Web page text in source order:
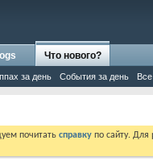
Что нового?
за день События за день
почитать справку по сайту.